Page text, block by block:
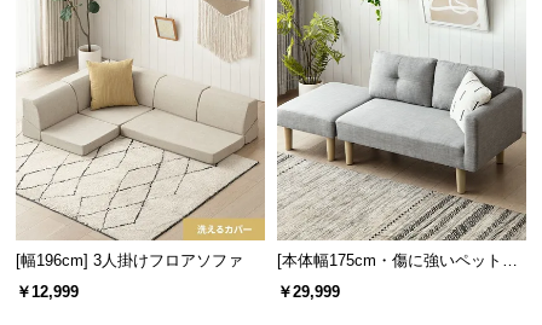
[幅196cm] 3人掛けフロアソファ
￥12,999
[本体幅175cm・傷に強いペット対
応生地も] 2人掛けソファーベッド
￥29,999